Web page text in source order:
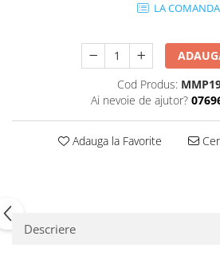
LA COMANDA
Cod Produs:
Ai nevoie de ajutor?
Adauga la Favorite
Descriere